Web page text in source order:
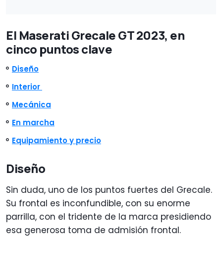
El Maserati Grecale GT 2023, en
cinco puntos clave
Diseño
Interior
Mecánica
En marcha
Equipamiento y precio
Diseño
Sin duda, uno de los puntos fuertes del Grecale.
Su frontal es inconfundible, con su enorme
parrilla, con el tridente de la marca presidiendo
esa generosa toma de admisión frontal.